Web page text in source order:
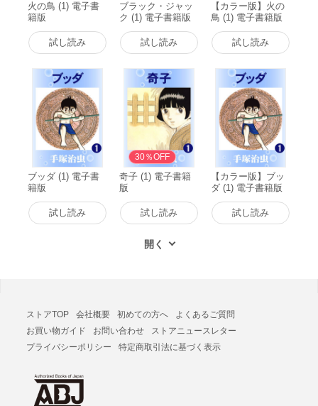
火の鳥 (1) 電子書
籍版
試し読み
ブラック・ジャッ
ク (1) 電子書籍版
試し読み
【カラー版】火の
鳥 (1) 電子書籍版
試し読み
ブッダ (1) 電子書
籍版
試し読み
30％OFF
奇子 (1) 電子書籍
版
試し読み
【カラー版】ブッ
ダ (1) 電子書籍版
試し読み
ストアTOP 会社概要 初めての方へ
よくあるご質問
お買い物ガイド
お問い合わせ
ストアニュースレター
プライバシーポリシー
特定商取引法に基づく表示